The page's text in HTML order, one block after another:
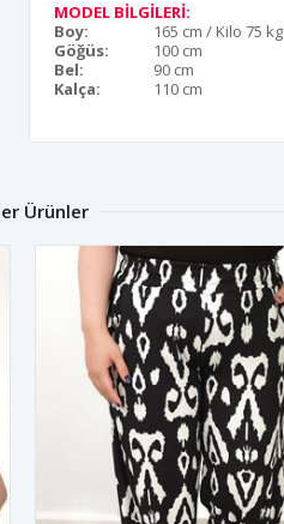
MODEL BİLGİLERİ:
Boy:
165 cm / Kilo 75 kg
Göğüs:
100 cm
Bel:
90 cm
Kalça:
110 cm
Ürünler